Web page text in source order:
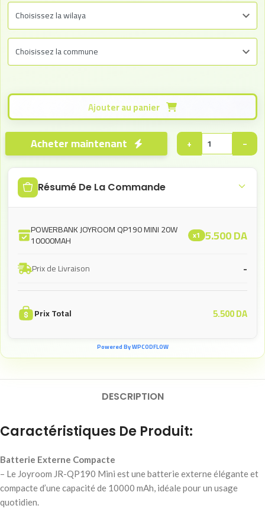
−
+
Résumé De La Commande
POWERBANK JOYROOM QP190 MINI 20W
10000MAH x1 5.500DA
Prix de Livraison -
Prix Total 5.500DA
Powered By WPCODFLOW
DESCRIPTION
Caractéristiques De Produit:
Batterie Externe Compacte
– Le Joyroom JR-QP190 Mini est une batterie externe élégante et
compacte d’une capacité de 10000 mAh, idéale pour un usage
quotidien.